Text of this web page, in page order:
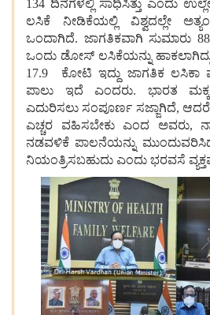
134 ದಿನಗಳಲ್ಲಿ ಸಾಧಿಸಿತ್ತು ಎಂದು
ಲಸಿಕೆ
ನೀಡಿಕೆಯಲ್ಲಿ ವಿಶ್ವದಲ್ಲೇ
ಒಂದಾಗಿದೆ. ಜಾಗತಿಕವಾಗಿ ಸುಮಾರು
ಒಂದು ಡೋಸ್ ಲಸಿಕೆಯನ್ನು
17.9 ಕೋಟಿ ಇದ್ದು ಜಾಗತಿಕ ಲಸಿಕಾ
ಪಾಲು
ಇದೆ ಎಂದರು. ಭಾರತ
ಎದುರಿಸಲು ಸಂಪೂರ್ಣ ಸಜ್ಜಾಗಿದೆ, ಆದರೆ
ಎಚ್ಚರ
ವಹಿಸಬೇಕು ಎಂದ ಅವರು,
ನಡವಳಿಕೆ ಪಾಲನೆಯನ್ನು
ನಿಯಂತ್ರಿಸಬಹುದು ಎಂದು ಭರವಸೆ